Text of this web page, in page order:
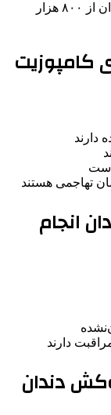
به‌طور کلی، هزینه انجام کامپوزیت برای هر دندان از ۸۰۰ هزار
کامپوزیت
دارند
است
تهاجمی هستند
انجام
دارند
دندان